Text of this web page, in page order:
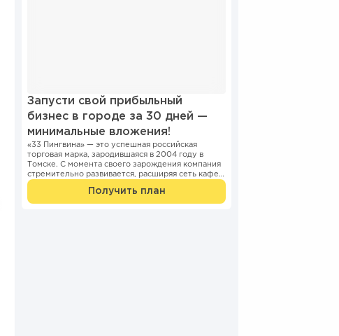
Запусти свой прибыльный
бизнес в городе за 30 дней —
минимальные вложения!
«33 Пингвина» — это успешная российская
торговая марка, зародившаяся в 2004 году в
Томске. С момента своего зарождения компания
стремительно развивается, расширяя сеть кафе и
киосков...
Получить план